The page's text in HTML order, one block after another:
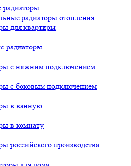
радиаторы
радиаторы отопления
для квартиры
радиаторы
с нижним подключением
с боковым подключением
в ванную
в комнату
российского производства
для дома